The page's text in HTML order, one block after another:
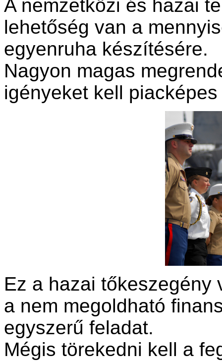
A nemzetközi és hazai
lehetőség van a
egyenruha készítésére.
Nagyon magas
igényeket kell
Ez a hazai tőkeszegény
a nem megoldható
egyszerű feladat.
Mégis törekedni kell a